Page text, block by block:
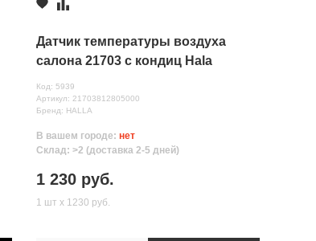
Датчик температуры воздуха
салона 21703 с кондиц Hala
Код: 5939
Артикул: 21703812805000
Бренд: HALLA
В вашем городе: нет
Склад: >2 (доставка 2-5 дней)
1 230 руб.
1 шт х 1230 руб.